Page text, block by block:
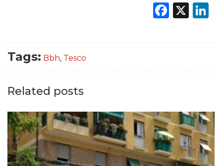
X
Tags: Bbh, Tesco
Related posts